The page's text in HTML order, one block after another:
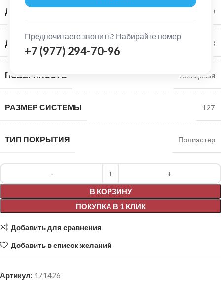
Предпочитаете звонить? Набирайте номер
+7 (977) 294-70-96
ДИАМЕТР ЖЕЛОБА 126*100
ДИАМЕТР ТРУБЫ 102*78
ПОВЕРХНОСТЬ Глянцевая
РАЗМЕР СИСТЕМЫ 127
ТИП ПОКРЫТИЯ Полиэстер
В КОРЗИНУ
ПОКУПКА В 1 КЛИК
Alternative:
Добавить для сравнения
Добавить в список желаний
Артикул: 171426